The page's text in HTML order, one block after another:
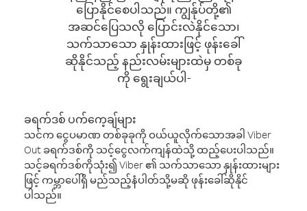
ပြောနိုင်စေပါသည်။ ကျွန်ုပ်တို့၏
အဆင်ပြေသလို ပြောင်းလဲနိုင်သော၊
သက်သာသော နှုန်းထားဖြင့် ဖုန်းခေါ်
ဆိုနိုင်သည့် နည်းလမ်းများထဲမှ တစ်ခု
ကို ရွေးချယ်ပါ-
ခရက်ဒစ် ပက်ကေ့ချ်များ
သင်က ငွေပမာဏ တစ်ခုခုကို ဝယ်ယူလိုက်သောအခါ Viber
Out ခရက်ဒစ်ကို သင့်ငွေလက်ကျန်ထဲသို့ ထည့်ပေးပါသည်။
သင့်ခရက်ဒစ်ကိုသုံး၍ Viber ၏ သက်သာသော နှုန်းထားများ
ဖြင့် ကမ္ဘာပေါ်ရှိ မည်သည့်နံပါတ်သို့မဆို ဖုန်းခေါ်ဆိုနိုင်
ပါသည်။